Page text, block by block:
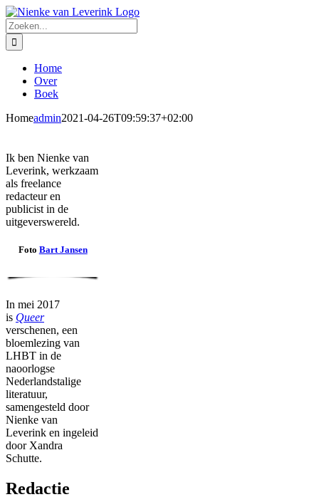
Ga
naar
inhoud
Zoeken
naar:
Home
Over
Boek
Homeadmin2021-04-26T09:59:37+02:00
Ik ben Nienke van
Leverink, werkzaam
als freelance
redacteur en
publicist in de
uitgeverswereld.
Foto Bart Jansen
In mei 2017
is Queer
verschenen, een
bloemlezing van
LHBT in de
naoorlogse
Nederlandstalige
literatuur,
samengesteld door
Nienke van
Leverink en ingeleid
door Xandra
Schutte.
Redactie